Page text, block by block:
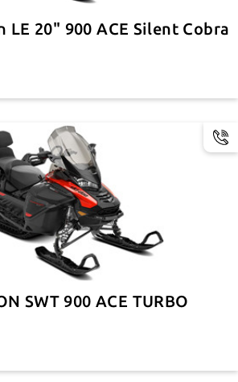
LE 20" 900 ACE Silent Cobra
SWT 900 ACE TURBO